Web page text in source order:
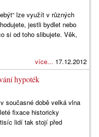
lze využít v různých
jestli bydlet nebo
si od toho slibujete. Věk,
více... 17.12.2012
hypoték
současné době velká vlna
fixace historicky
lidí tak stojí před